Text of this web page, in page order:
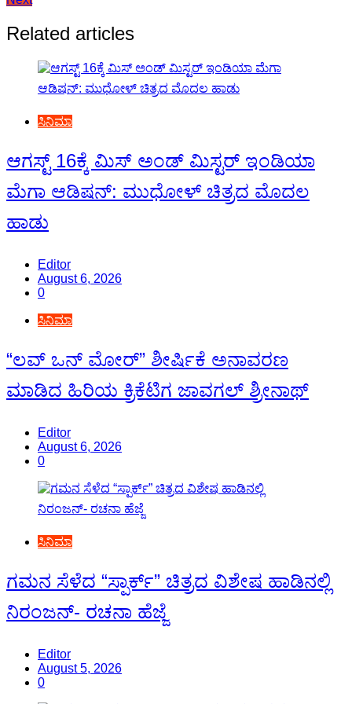
navigation
Related articles
ಸಿನಿಮಾ
ಆಗಸ್ಟ್ 16ಕ್ಕೆ ಮಿಸ್ ಅಂಡ್ ಮಿಸ್ಟರ್ ಇಂಡಿಯಾ
ಮೆಗಾ ಆಡಿಷನ್: ಮುಧೋಳ್ ಚಿತ್ರದ ಮೊದಲ
ಹಾಡು
Editor
August 6, 2026
0
ಸಿನಿಮಾ
“ಲವ್ ಒನ್ ಮೋರ್” ಶೀರ್ಷಿಕೆ ಅನಾವರಣ
ಮಾಡಿದ ಹಿರಿಯ ಕ್ರಿಕೆಟಿಗ ಜಾವಗಲ್ ಶ್ರೀನಾಥ್
Editor
August 6, 2026
0
ಸಿನಿಮಾ
ಗಮನ ಸೆಳೆದ “ಸ್ಪಾರ್ಕ್” ಚಿತ್ರದ ವಿಶೇಷ ಹಾಡಿನಲ್ಲಿ
ನಿರಂಜನ್- ರಚನಾ ಹೆಜ್ಜೆ
Editor
August 5, 2026
0